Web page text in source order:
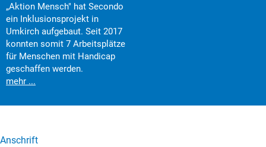
„Aktion Mensch" hat Secondo
ein Inklusionsprojekt in
Umkirch aufgebaut. Seit 2017
konnten somit 7 Arbeitsplätze
für Menschen mit Handicap
geschaffen werden.
mehr ...
Anschrift